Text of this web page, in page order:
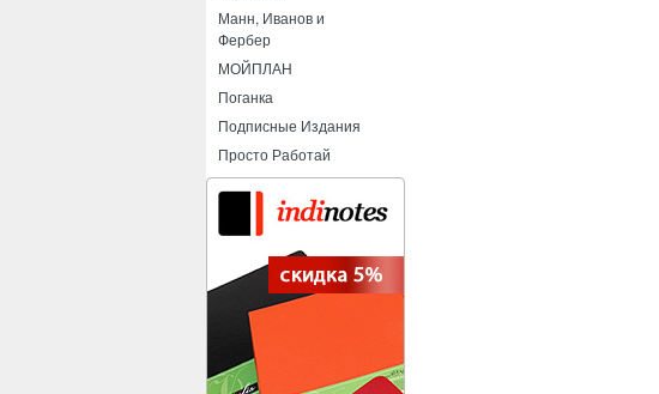
Манн, Иванов и
Фербер
МОЙПЛАН
Поганка
Подписные Издания
Просто Работай